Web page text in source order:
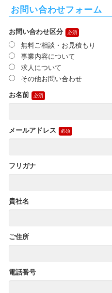
お問い合わせフォーム
お問い合わせ区分
無料ご相談・お見積もり
事業内容について
求人について
その他お問い合わせ
お名前
メールアドレス
フリガナ
貴社名
ご住所
電話番号